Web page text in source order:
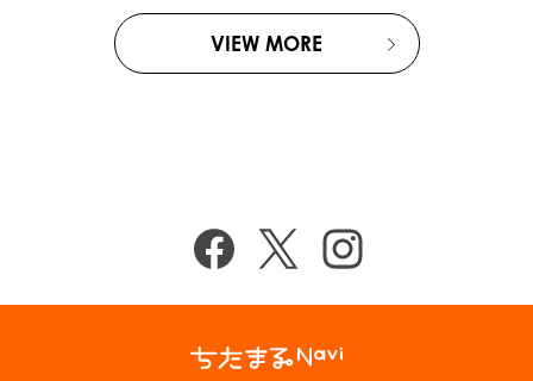
VIEW MORE